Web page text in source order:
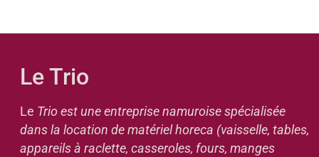
Le Trio
Le Trio est une entreprise namuroise spécialisée
dans la location de matériel horeca (vaisselle, tables,
appareils à raclette, casseroles, fours, manges